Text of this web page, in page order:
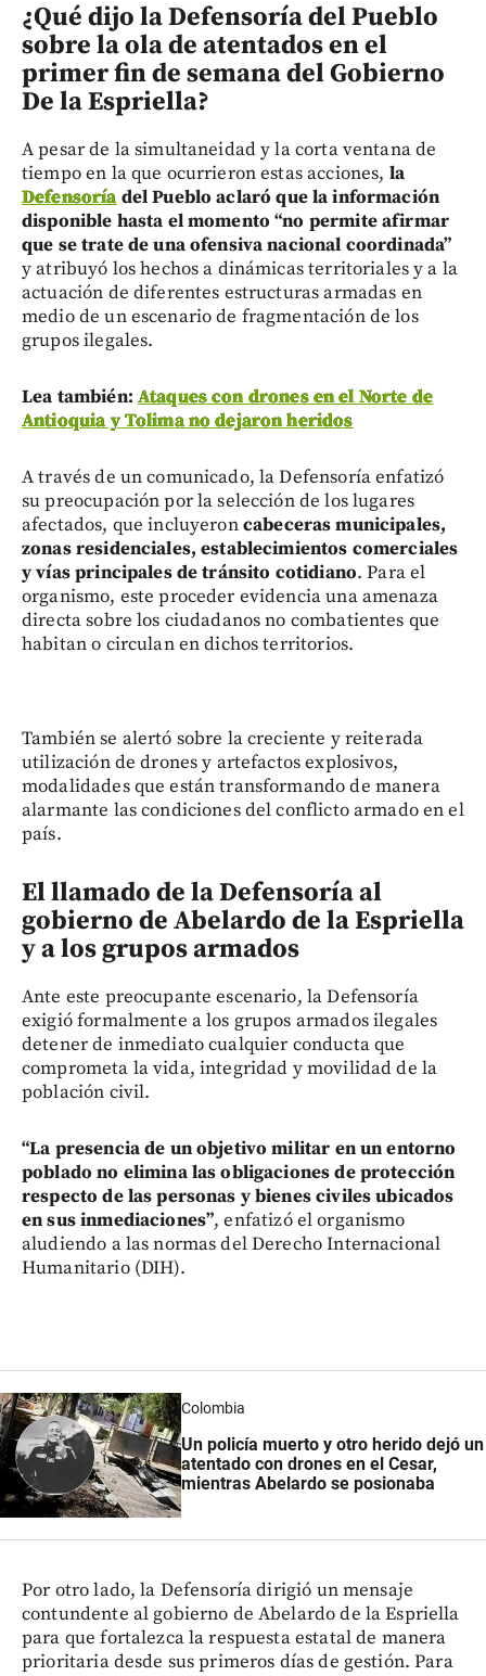
¿Qué dijo la Defensoría del Pueblo
sobre la ola de atentados en el
primer fin de semana del Gobierno
De la Espriella?
A pesar de la simultaneidad y la corta ventana de
tiempo en la que ocurrieron estas acciones, la
Defensoría del Pueblo aclaró que la información
disponible hasta el momento “no permite afirmar
que se trate de una ofensiva nacional coordinada”
y atribuyó los hechos a dinámicas territoriales y a la
actuación de diferentes estructuras armadas en
medio de un escenario de fragmentación de los
grupos ilegales.
Lea también: Ataques con drones en el Norte de
Antioquia y Tolima no dejaron heridos
A través de un comunicado, la Defensoría enfatizó
su preocupación por la selección de los lugares
afectados, que incluyeroncabeceras municipales,
zonas residenciales, establecimientos comerciales
y vías principales de tránsito cotidiano. Para el
organismo, este proceder evidencia una amenaza
directa sobre los ciudadanos no combatientes que
habitan o circulan en dichos territorios.
También se alertó sobre la creciente y reiterada
utilización de drones y artefactos explosivos,
modalidades que están transformando de manera
alarmante las condiciones del conflicto armado en el
país.
El llamado de la Defensoría al
gobierno de Abelardo de la Espriella
y a los grupos armados
Ante este preocupante escenario, la Defensoría
exigió formalmente a los grupos armados ilegales
detener de inmediato cualquier conducta que
comprometa la vida, integridad y movilidad de la
población civil.
“La presencia de un objetivo militar en un entorno
poblado no elimina las obligaciones de protección
respecto de las personas y bienes civiles ubicados
en sus inmediaciones”, enfatizó el organismo
aludiendo a las normas del Derecho Internacional
Humanitario (DIH).
Colombia
Un policía muerto y otro herido dejó un
atentado con drones en el Cesar,
mientras Abelardo se posionaba
Por otro lado, la Defensoría dirigió un mensaje
contundente al gobierno de Abelardo de la Espriella
para que fortalezca la respuesta estatal de manera
prioritaria desde sus primeros días de gestión. Para